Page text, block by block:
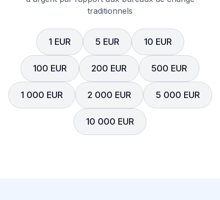
traditionnels
1 EUR 5 EUR 10 EUR
100 EUR 200 EUR 500 EUR
1 000 EUR 2 000 EUR 5 000 EUR
10 000 EUR